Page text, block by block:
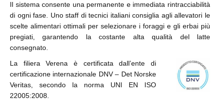
Il sistema consente una permanente e immediata rintracciabilità
di ogni fase. Uno staff di tecnici italiani consiglia agli allevatori le
scelte alimentari ottimali per selezionare i foraggi e gli erbai più
pregiati, garantendo la costante alta qualità del latte
consegnato.
La filiera Verena è certificata dall’ente di
certificazione internazionale DNV – Det Norske
Veritas, secondo la norma UNI EN ISO
22005:2008.